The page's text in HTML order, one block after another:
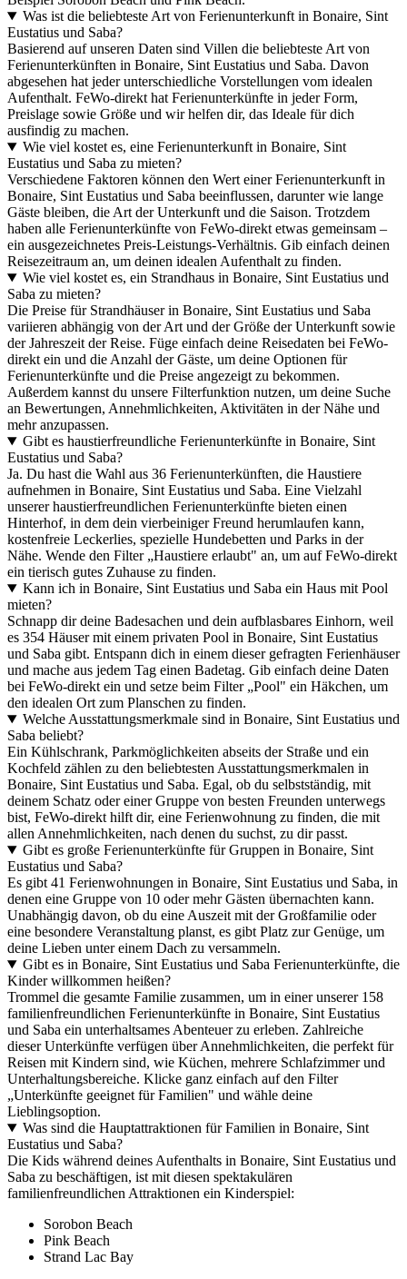
Was ist die beliebteste Art von Ferienunterkunft in Bonaire, Sint
Eustatius und Saba?
Basierend auf unseren Daten sind Villen die beliebteste Art von
Ferienunterkünften in Bonaire, Sint Eustatius und Saba. Davon
abgesehen hat jeder unterschiedliche Vorstellungen vom idealen
Aufenthalt. FeWo-direkt hat Ferienunterkünfte in jeder Form,
Preislage sowie Größe und wir helfen dir, das Ideale für dich
ausfindig zu machen.
Wie viel kostet es, eine Ferienunterkunft in Bonaire, Sint
Eustatius und Saba zu mieten?
Verschiedene Faktoren können den Wert einer Ferienunterkunft in
Bonaire, Sint Eustatius und Saba beeinflussen, darunter wie lange
Gäste bleiben, die Art der Unterkunft und die Saison. Trotzdem
haben alle Ferienunterkünfte von FeWo-direkt etwas gemeinsam –
ein ausgezeichnetes Preis-Leistungs-Verhältnis. Gib einfach deinen
Reisezeitraum an, um deinen idealen Aufenthalt zu finden.
Wie viel kostet es, ein Strandhaus in Bonaire, Sint Eustatius und
Saba zu mieten?
Die Preise für Strandhäuser in Bonaire, Sint Eustatius und Saba
variieren abhängig von der Art und der Größe der Unterkunft sowie
der Jahreszeit der Reise. Füge einfach deine Reisedaten bei FeWo-
direkt ein und die Anzahl der Gäste, um deine Optionen für
Ferienunterkünfte und die Preise angezeigt zu bekommen.
Außerdem kannst du unsere Filterfunktion nutzen, um deine Suche
an Bewertungen, Annehmlichkeiten, Aktivitäten in der Nähe und
mehr anzupassen.
Gibt es haustierfreundliche Ferienunterkünfte in Bonaire, Sint
Eustatius und Saba?
Ja. Du hast die Wahl aus 36 Ferienunterkünften, die Haustiere
aufnehmen in Bonaire, Sint Eustatius und Saba. Eine Vielzahl
unserer haustierfreundlichen Ferienunterkünfte bieten einen
Hinterhof, in dem dein vierbeiniger Freund herumlaufen kann,
kostenfreie Leckerlies, spezielle Hundebetten und Parks in der
Nähe. Wende den Filter „Haustiere erlaubt" an, um auf FeWo-direkt
ein tierisch gutes Zuhause zu finden.
Kann ich in Bonaire, Sint Eustatius und Saba ein Haus mit Pool
mieten?
Schnapp dir deine Badesachen und dein aufblasbares Einhorn, weil
es 354 Häuser mit einem privaten Pool in Bonaire, Sint Eustatius
und Saba gibt. Entspann dich in einem dieser gefragten Ferienhäuser
und mache aus jedem Tag einen Badetag. Gib einfach deine Daten
bei FeWo-direkt ein und setze beim Filter „Pool" ein Häkchen, um
den idealen Ort zum Planschen zu finden.
Welche Ausstattungsmerkmale sind in Bonaire, Sint Eustatius und
Saba beliebt?
Ein Kühlschrank, Parkmöglichkeiten abseits der Straße und ein
Kochfeld zählen zu den beliebtesten Ausstattungsmerkmalen in
Bonaire, Sint Eustatius und Saba. Egal, ob du selbstständig, mit
deinem Schatz oder einer Gruppe von besten Freunden unterwegs
bist, FeWo-direkt hilft dir, eine Ferienwohnung zu finden, die mit
allen Annehmlichkeiten, nach denen du suchst, zu dir passt.
Gibt es große Ferienunterkünfte für Gruppen in Bonaire, Sint
Eustatius und Saba?
Es gibt 41 Ferienwohnungen in Bonaire, Sint Eustatius und Saba, in
denen eine Gruppe von 10 oder mehr Gästen übernachten kann.
Unabhängig davon, ob du eine Auszeit mit der Großfamilie oder
eine besondere Veranstaltung planst, es gibt Platz zur Genüge, um
deine Lieben unter einem Dach zu versammeln.
Gibt es in Bonaire, Sint Eustatius und Saba Ferienunterkünfte, die
Kinder willkommen heißen?
Trommel die gesamte Familie zusammen, um in einer unserer 158
familienfreundlichen Ferienunterkünfte in Bonaire, Sint Eustatius
und Saba ein unterhaltsames Abenteuer zu erleben. Zahlreiche
dieser Unterkünfte verfügen über Annehmlichkeiten, die perfekt für
Reisen mit Kindern sind, wie Küchen, mehrere Schlafzimmer und
Unterhaltungsbereiche. Klicke ganz einfach auf den Filter
„Unterkünfte geeignet für Familien" und wähle deine
Lieblingsoption.
Was sind die Hauptattraktionen für Familien in Bonaire, Sint
Eustatius und Saba?
Die Kids während deines Aufenthalts in Bonaire, Sint Eustatius und
Saba zu beschäftigen, ist mit diesen spektakulären
familienfreundlichen Attraktionen ein Kinderspiel:
Sorobon Beach
Pink Beach
Strand Lac Bay